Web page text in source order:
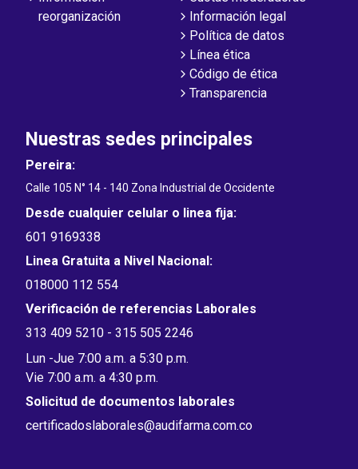
reorganización
Información legal
Política de datos
Línea ética
Código de ética
Transparencia
Nuestras sedes principales
Pereira:
Calle 105 N° 14 - 140 Zona Industrial de Occidente
Desde cualquier celular o linea fija:
601 9169338
Linea Gratuita a Nivel Nacional:
018000 112 554
Verificación de referencias Laborales
313 409 5210 - 315 505 2246
Lun -Jue 7:00 a.m. a 5:30 p.m.
Vie 7:00 a.m. a 4:30 p.m.
Solicitud de documentos laborales
certificadoslaborales@audifarma.com.co